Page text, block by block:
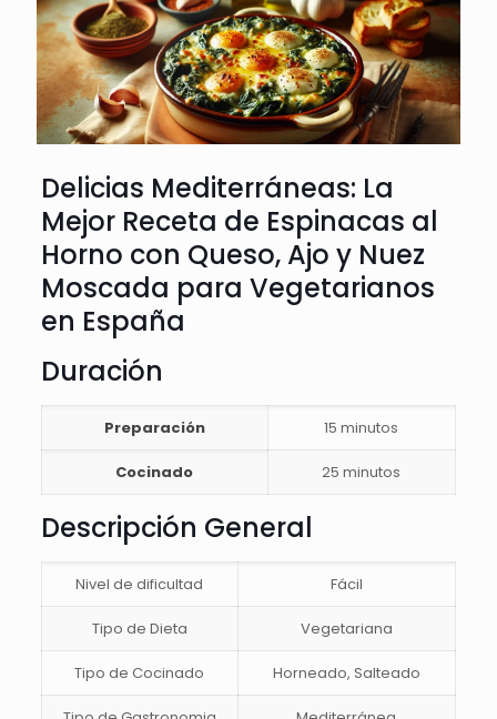
Delicias Mediterráneas: La
Mejor Receta de Espinacas al
Horno con Queso, Ajo y Nuez
Moscada para Vegetarianos
en España
Duración
Preparación 15 minutos
Cocinado 25 minutos
Descripción General
Nivel de dificultad Fácil
Tipo de Dieta Vegetariana
Tipo de Cocinado Horneado, Salteado